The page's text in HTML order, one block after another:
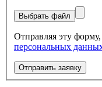
Выбрать файл
Отправляя эту
персональных
Отправить заявку